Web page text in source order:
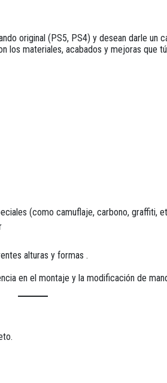
original (PS5, PS4) y desean darle un
los materiales, acabados y mejoras que
(como camuflaje, carbono, graffiti,
alturas y formas .
en el montaje y la modificación de